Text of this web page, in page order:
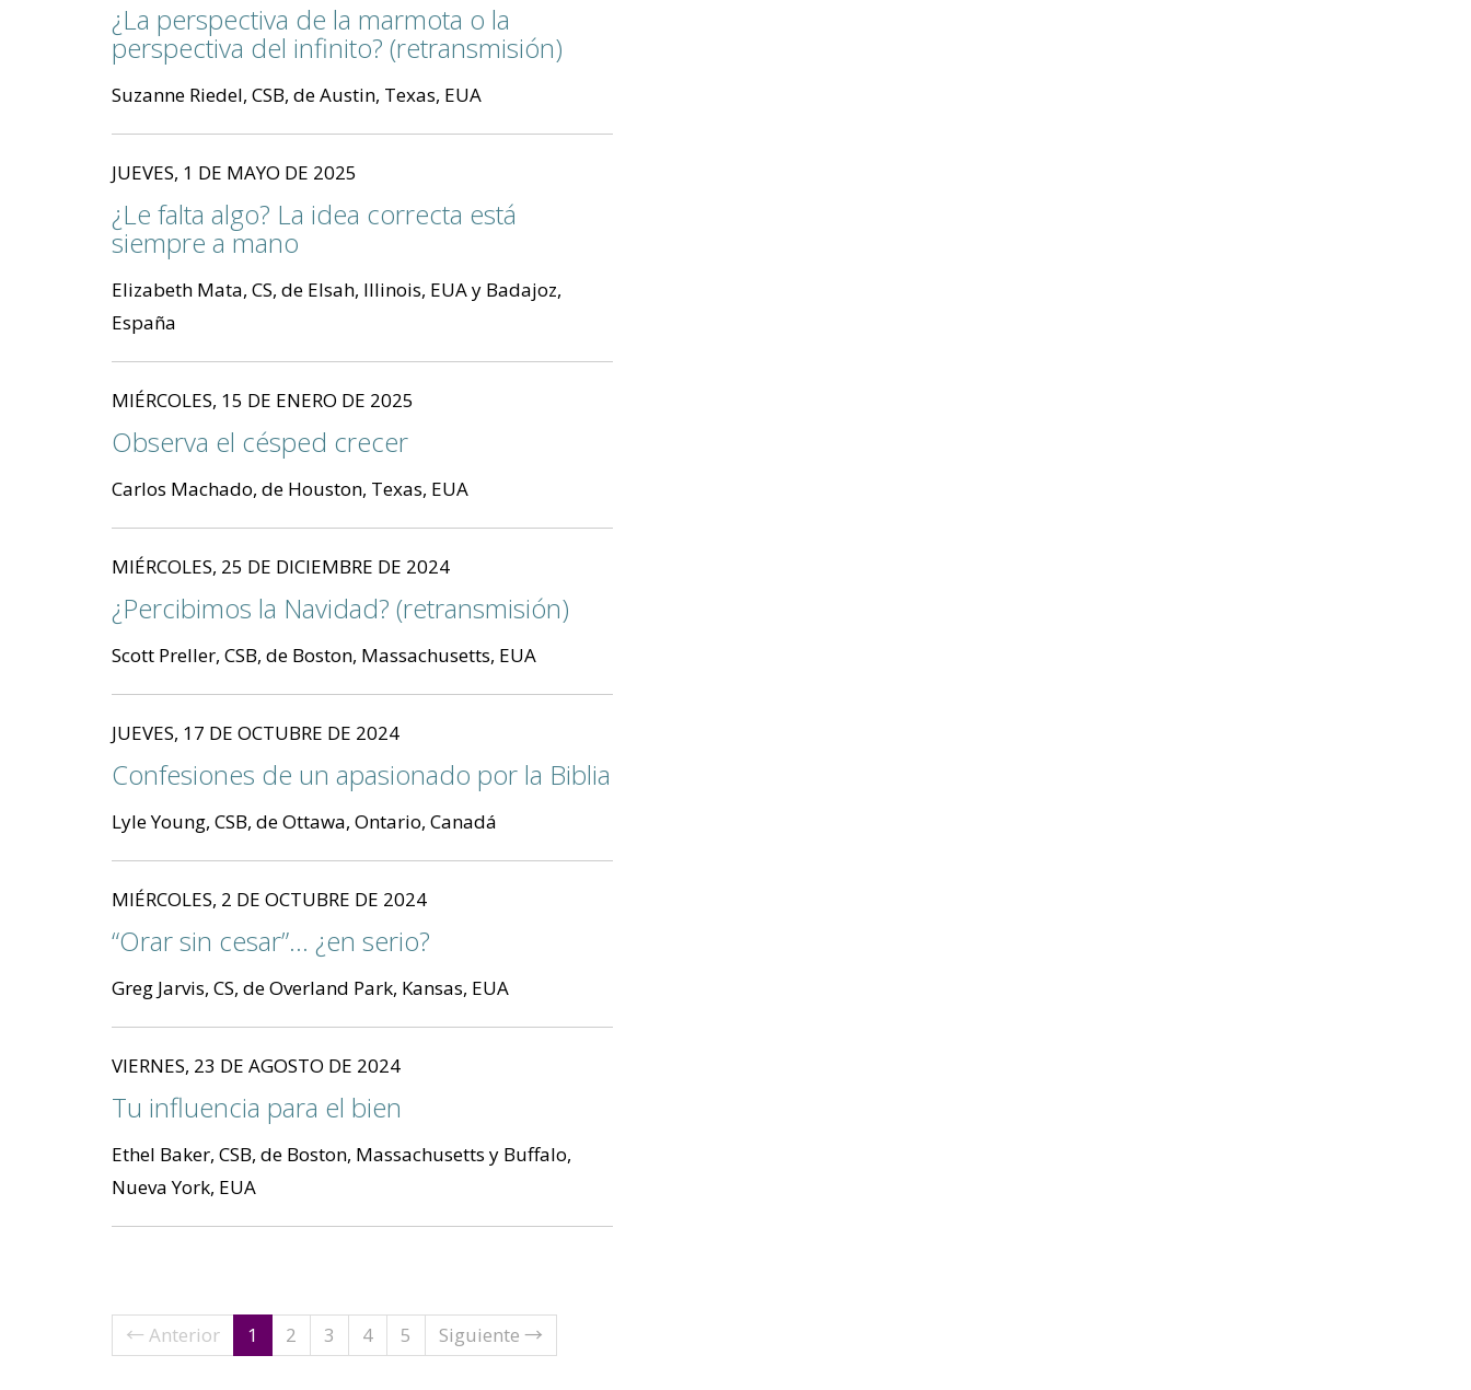
¿La perspectiva de la marmota o la
perspectiva del infinito? (retransmisión)
Suzanne Riedel, CSB, de Austin, Texas, EUA
JUEVES, 1 DE MAYO DE 2025
¿Le falta algo? La idea correcta está
siempre a mano
Elizabeth Mata, CS, de Elsah, Illinois, EUA y Badajoz,
España
MIÉRCOLES, 15 DE ENERO DE 2025
Observa el césped crecer
Carlos Machado, de Houston, Texas, EUA
MIÉRCOLES, 25 DE DICIEMBRE DE 2024
¿Percibimos la Navidad? (retransmisión)
Scott Preller, CSB, de Boston, Massachusetts, EUA
JUEVES, 17 DE OCTUBRE DE 2024
Confesiones de un apasionado por la Biblia
Lyle Young, CSB, de Ottawa, Ontario, Canadá
MIÉRCOLES, 2 DE OCTUBRE DE 2024
“Orar sin cesar”... ¿en serio?
Greg Jarvis, CS, de Overland Park, Kansas, EUA
VIERNES, 23 DE AGOSTO DE 2024
Tu influencia para el bien
Ethel Baker, CSB, de Boston, Massachusetts y Buffalo,
Nueva York, EUA
← Anterior 1 (current)
2 3 4 5 Siguiente →